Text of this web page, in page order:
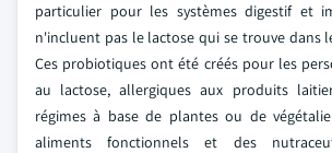
particulier pour les systèmes digestif et
n'incluent pas le lactose qui se trouve dans
Ces probiotiques ont été créés pour les
au lactose, allergiques aux produits
régimes à base de plantes ou de
aliments fonctionnels et des